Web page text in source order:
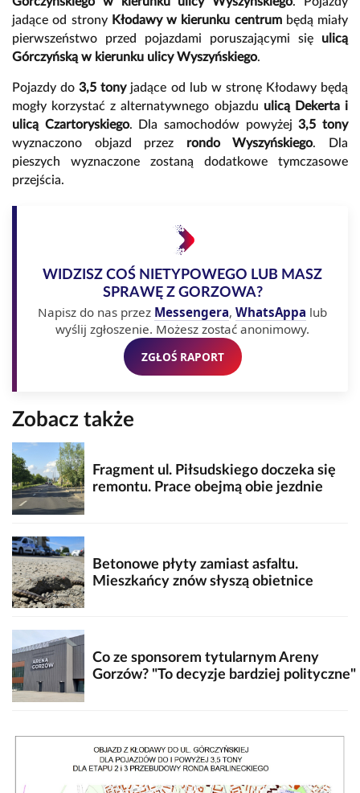
jadące od strony Kłodawy w kierunku centrumbędą miały
pierwszeństwo przed pojazdami poruszającymi się ulicą
Górczyńską w kierunku ulicy Wyszyńskiego.
Pojazdy do3,5 tonyjadące od lub w stronę Kłodawy będą
mogły korzystać z alternatywnego objazdu ulicą Dekerta i
ulicą Czartoryskiego. Dla samochodów powyżej3,5 tony
wyznaczono objazd przez rondo Wyszyńskiego. Dla
pieszych wyznaczone zostaną dodatkowe tymczasowe
przejścia.
WIDZISZ COŚ NIETYPOWEGO LUB MASZ
SPRAWĘ Z GORZOWA?
Napisz do nas przez Messengera, WhatsAppa lub
wyślij zgłoszenie. Możesz zostać anonimowy.
ZGŁOŚ RAPORT
Zobacz także
Fragment ul. Piłsudskiego doczeka się
remontu. Prace obejmą obie jezdnie
Betonowe płyty zamiast asfaltu.
Mieszkańcy znów słyszą obietnice
Co ze sponsorem tytularnym Areny
Gorzów? "To decyzje bardziej polityczne"